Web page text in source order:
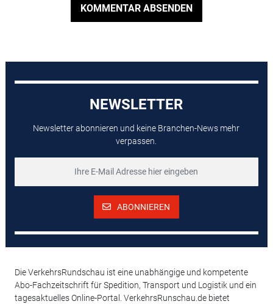
KOMMENTAR ABSENDEN
NEWSLETTER
Newsletter abonnieren und keine Branchen-News mehr
verpassen.
ABONNIEREN
Die VerkehrsRundschau ist eine unabhängige und kompetente
Abo-Fachzeitschrift für Spedition, Transport und Logistik und ein
tagesaktuelles Online-Portal. VerkehrsRunschau.de bietet